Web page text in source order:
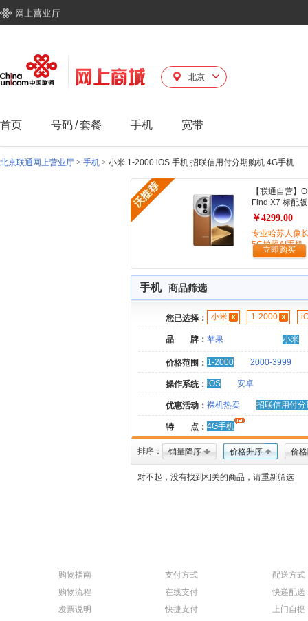
北京
首页 号码/套餐 手机 宽带
北京联通网上营业厅 > 手机 > 小米 1-2000 iOS 手机 招联信用付分期购机 4G手机
【联通自营】
Find X7 标配版
￥4299.00
专业哈苏人像
5G拍照AI手机
立即购买
手机 商品筛选
您已选择： 小米 1-2000
品 牌： 苹果 小米
价格范围： 1-2000 2000-3999
操作系统： iOS 安卓
优惠活动： 裸机热卖 招联信用付分
特 点： 4G手机
排序： 销量降序 价格升序 价
对不起，没有找到相关的商品，请重新筛选
购物指南
购物流程
发票说明
支付方式
在线支付
快捷支付
配送方式
快递配送
上门自提